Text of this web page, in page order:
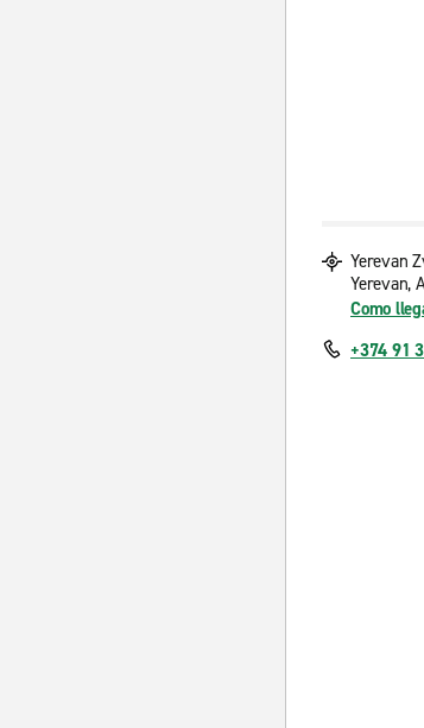
Yerevan
Yerevan,
Como
+374 91